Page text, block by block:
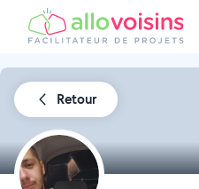
Retour